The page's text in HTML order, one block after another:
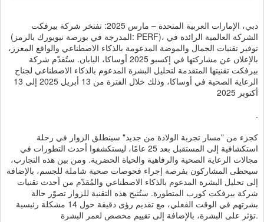
دبي، الإمارات العربية المتحدة – مارس 2025: تفتخر شركة بيرفكت
(المدرجة في بورصة نيويورك بالرمز: PERF)، الشركة العالمية الرائدة في
توفير تقنيات الجمال والموضة المدعومة بالذكاء الاصطناعي والواقع المعزز،
بالإعلان عن مشاركتها في إكسبو 2025 أوساكا، اليابان. ستُقدّم شركة
بيرفكت تقنيتها المتقدمة لتحليل البشرة المدعوم بالذكاء الاصطناعي لجناح
الرعاية الصحية في أوساكا، وذلك خلال الفترة من 13 أبريل 2025 إلى 13
أكتوبر 2025
.
كجزء من "مسار تجربة الولادة من جديد" سينطلق الزوار في رحلة
استكشافية إلى المستقبل بعد 25 عامًا، ليستكشفوا أحدث التطورات في
مجالات الرعاية الصحية والرفاهية والحياة الحضرية. ومن بين هذه التجارب،
سيحظى المشاركون بفرصة إجراء فحوصات صحية شاملة للجسم، بالإضافة
إلى تحليل البشرة المدعوم بالذكاء الاصطناعي والمُقدّم من أحدث تقنيات
شركة بيرفكت كورب المتطورة. ستُتيح هذه التقنية للزوار تصوّر حالة
بشرتهم في الوقت الفعلي، مع تقديم رؤى دقيقة حول 14 مشكلة رئيسية
تؤثر على البشرة، بالإضافة إلى تقييم مخصص لعمر البشرة.